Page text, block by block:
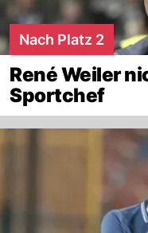
Nach Platz 2
René Weiler
Sportchef